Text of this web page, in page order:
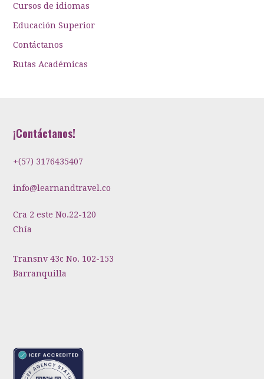
Cursos de idiomas
Educación Superior
Contáctanos
Rutas Académicas
¡Contáctanos!
+(57) 3176435407
info@learnandtravel.co
Cra 2 este No.22-120
Chía
Transnv 43c No. 102-153
Barranquilla